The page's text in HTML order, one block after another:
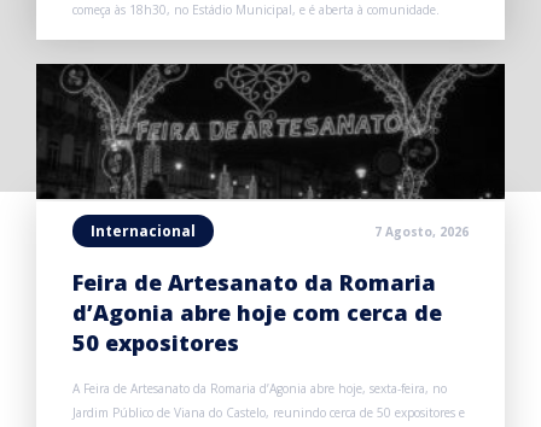
começa às 18h30, no Estádio Municipal, e é aberta à comunidade.
Internacional 7 Agosto, 2026
Feira de Artesanato da Romaria
d’Agonia abre hoje com cerca de
50 expositores
A Feira de Artesanato da Romaria d’Agonia abre hoje, sexta-feira, no
Jardim Público de Viana do Castelo, reunindo cerca de 50 expositores e